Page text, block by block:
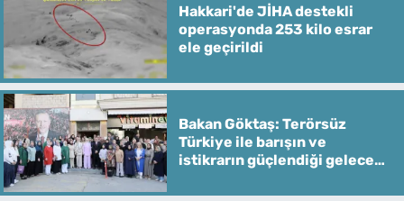
Hakkari'de JİHA destekli
operasyonda 253 kilo esrar
ele geçirildi
Bakan Göktaş: Terörsüz
Türkiye ile barışın ve
istikrarın güçlendiği gelecek